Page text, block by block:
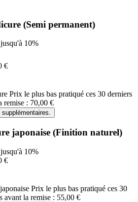
(Semi permanent)
10%
€
Prix le plus bas pratiqué ces 30 derniers
remise : 70,00 €
japonaise (Finition naturel)
10%
€
Prix le plus bas pratiqué ces 30
avant la remise : 55,00 €